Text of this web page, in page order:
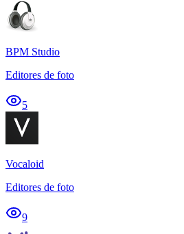
BPM Studio
Editores de foto
5
Vocaloid
Editores de foto
9